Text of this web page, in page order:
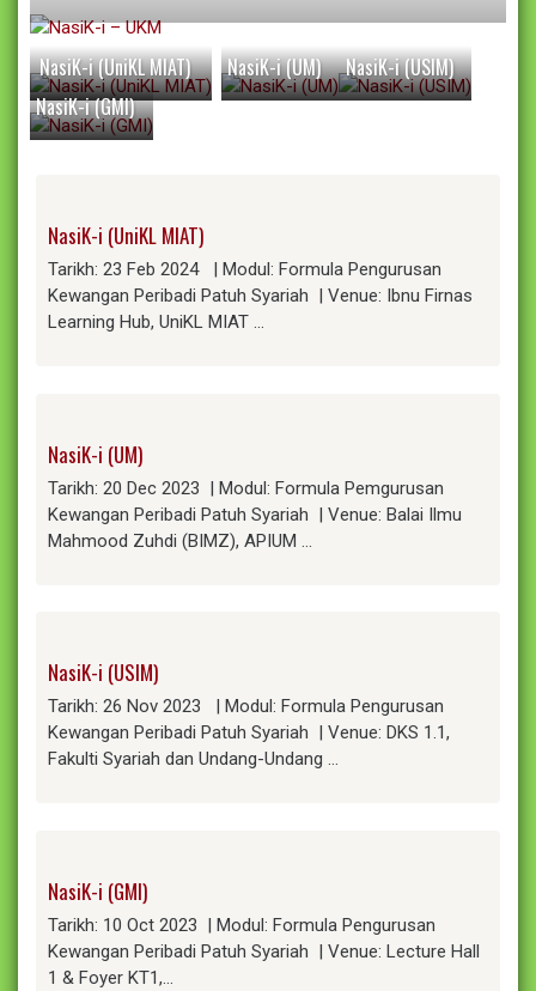
NasiK-i (UniKL MIAT) NasiK-i (UM)
NasiK-i (USIM)
NasiK-i (GMI)
NasiK-i (UniKL MIAT)
Tarikh: 23 Feb 2024 | Modul: Formula Pengurusan
Kewangan Peribadi Patuh Syariah | Venue: Ibnu Firnas
Learning Hub, UniKL MIAT …
NasiK-i (UM)
Tarikh: 20 Dec 2023 | Modul: Formula Pemgurusan
Kewangan Peribadi Patuh Syariah | Venue: Balai Ilmu
Mahmood Zuhdi (BIMZ), APIUM …
NasiK-i (USIM)
Tarikh: 26 Nov 2023 | Modul: Formula Pengurusan
Kewangan Peribadi Patuh Syariah | Venue: DKS 1.1,
Fakulti Syariah dan Undang-Undang …
NasiK-i (GMI)
Tarikh: 10 Oct 2023 | Modul: Formula Pengurusan
Kewangan Peribadi Patuh Syariah | Venue: Lecture Hall
1 & Foyer KT1,…